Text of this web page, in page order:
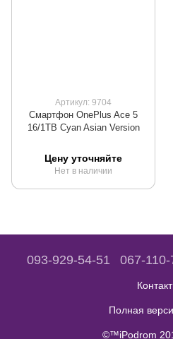
Артикул: 9704
Смартфон OnePlus Ace 5
16/1TB Cyan Asian Version
Цену уточняйте
Нет в наличии
093-929-54-51 067-
Полная
©™iPodrom